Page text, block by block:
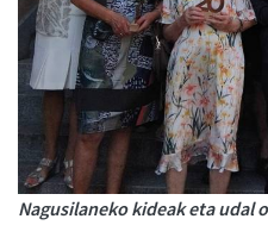
Nagusilaneko kideak eta udal